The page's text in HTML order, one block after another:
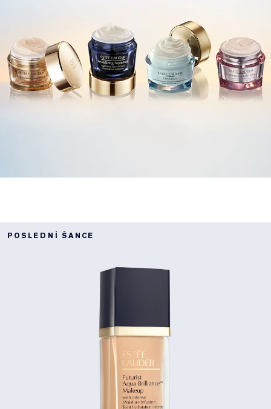
POSLEDNÍ ŠANCE